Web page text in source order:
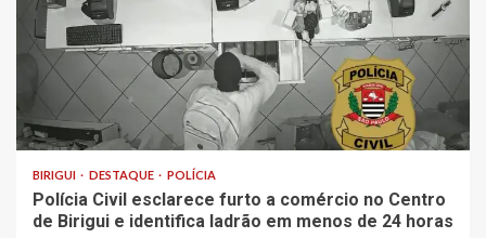
BIRIGUI DESTAQUE POLÍCIA
Polícia Civil esclarece furto a comércio no Centro
de Birigui e identifica ladrão em menos de 24 horas